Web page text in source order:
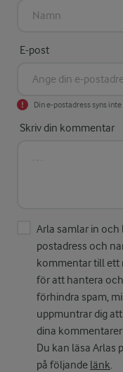
E-post
Din e-postadress syns inte
Skriv din kommentar
Arla samlar in och
postadress och
kommentar till ett
för att hantera
förhindra spam,
uppmuntrar dig
dina
Du kan läsa Arlas
på följande länk.